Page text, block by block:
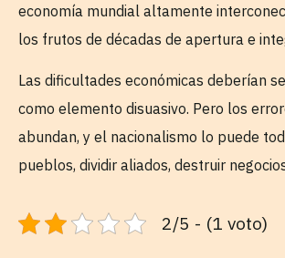
economía mundial altamente
los frutos de décadas de apertura e
Las dificultades económicas deberían
como elemento disuasivo. Pero los
abundan, y el nacionalismo lo puede
pueblos, dividir aliados, destruir
2/5 - (1 voto)